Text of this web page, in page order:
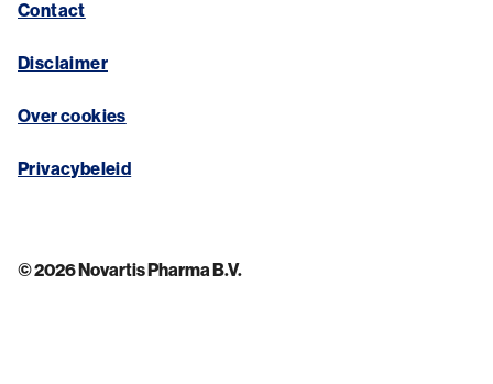
Contact
Disclaimer
Over cookies
Privacybeleid
© 2026 Novartis Pharma B.V.